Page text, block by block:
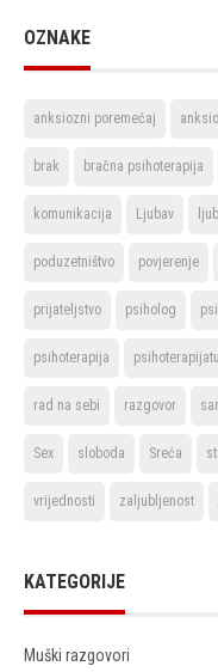
OZNAKE
anksiozni poremećaj
brak bračna psihoterapija
komunikacija Ljubav
poduzetništvo povjerenje
prijateljstvo psiholog
psihoterapija
rad na sebi razgovor
Sex sloboda Sreća
vrijednosti zaljubljenost
KATEGORIJE
Muški razgovori